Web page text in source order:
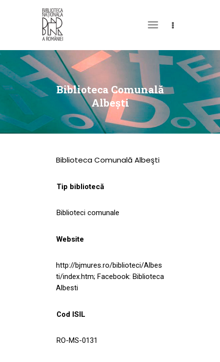
Biblioteca Comunală
Albeşti
DESPRE NOI
PERMISUL MEU DE
BIBLIOTECĂ
CATALOAGE ȘI
COLECȚII
CULTURALE
NOUTĂȚI
Biblioteca Comunală Albeşti
Tip bibliotecă
Biblioteci comunale
Website
http://bjmures.ro/biblioteci/Albes
ti/index.htm; Facebook: Biblioteca
Albesti
Cod ISIL
RO-MS-0131